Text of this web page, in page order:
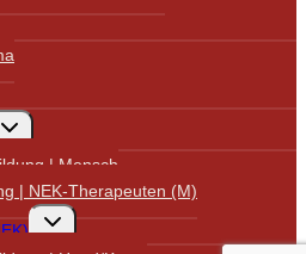
Untermenü
| Mensch
| NEK-Therapeuten (M)
Untermenü
umschalten